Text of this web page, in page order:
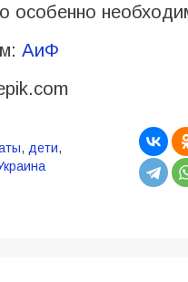
особенно
АиФ
, дети,